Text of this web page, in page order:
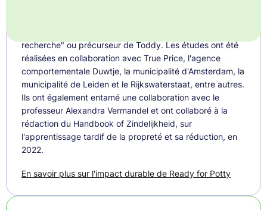
recherche" ou précurseur de Toddy. Les études ont été
réalisées en collaboration avec True Price, l'agence
comportementale Duwtje, la municipalité d'Amsterdam, la
municipalité de Leiden et le Rijkswaterstaat, entre autres.
Ils ont également entamé une collaboration avec le
professeur Alexandra Vermandel et ont collaboré à la
rédaction du Handbook of Zindelijkheid, sur
l'apprentissage tardif de la propreté et sa réduction, en
2022.
En savoir plus sur l'impact durable de Ready for Potty